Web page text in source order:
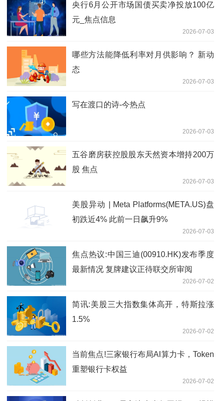
央行6月公开市场国债买卖净投放100亿
元_焦点信息
2026-07-03
哪些方法能降低利率对月供影响？ 新动
态
2026-07-03
写在渡口的诗-今热点
2026-07-03
五谷磨房获控股股东天然资本增持200万
股 焦点
2026-07-03
美股异动 | Meta Platforms(META.US)盘
初跌近4% 此前一日飙升9%
2026-07-03
焦点热议:中国三迪(00910.HK)发布季度
最新情况 复牌建议正待联交所审阅
2026-07-02
简讯:美股三大指数集体高开，特斯拉涨
1.5%
2026-07-02
当前焦点!三家银行布局AI算力卡，Token
重塑银行卡权益
2026-07-02